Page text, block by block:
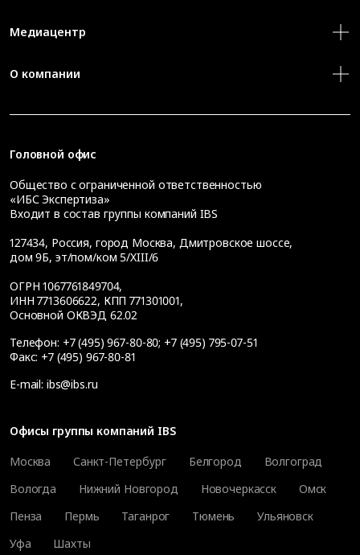
Медиацентр
О компании
Головной офис
Общество с ограниченной ответственностью
«ИБС Экспертиза»
Входит в состав группы компаний IBS
127434, Россия, город Москва, Дмитровское шоссе,
дом 9Б, эт/пом/ком 5/XIII/6
ОГРН 1067761849704,
ИНН 7713606622, КПП 771301001,
Основной ОКВЭД 62.02
Телефон: +7 (495) 967-80-80; +7 (495) 795-07-51
Факс: +7 (495) 967-80-81
E-mail: ibs@ibs.ru
Офисы группы компаний IBS
Москва
Санкт-Петербург Белгород
Волгоград
Вологда
Нижний Новгород Новочеркасск
Омск
Пенза
Пермь Таганрог Тюмень
Ульяновск
Уфа
Шахты